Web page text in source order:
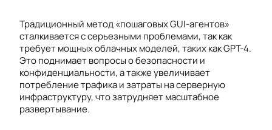
Традиционный метод «пошаговых GUI-агентов»
сталкивается с серьезными проблемами, так как
требует мощных облачных моделей, таких как GPT-4.
Это поднимает вопросы о безопасности и
конфиденциальности, а также увеличивает
потребление трафика и затраты на серверную
инфраструктуру, что затрудняет масштабное
развертывание.